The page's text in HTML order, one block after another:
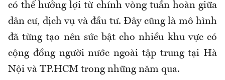
có thể hưởng lợi từ chính vòng tuần hoàn giữa
dân cư, dịch vụ và đầu tư. Đây cũng là mô hình
đã từng tạo nên sức bật cho nhiều khu vực có
cộng đồng người nước ngoài tập trung tại Hà
Nội và TP.HCM trong những năm qua.